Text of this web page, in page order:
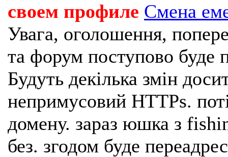
своем профиле Смена
Увага, оголошення,
та форум поступово буде
Будуть декілька змін
непримусовий HTTPs.
домену. зараз юшка з
без. згодом буде